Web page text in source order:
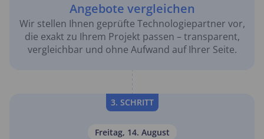
Angebote vergleichen
Wir stellen Ihnen geprüfte Technologiepartner vor,
die exakt zu Ihrem Projekt passen – transparent,
vergleichbar und ohne Aufwand auf Ihrer Seite.
3. SCHRITT
Freitag, 14. August